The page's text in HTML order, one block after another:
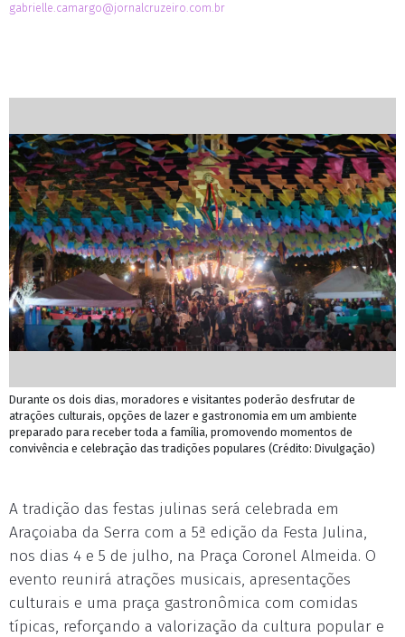
gabrielle.camargo@jornalcruzeiro.com.br
Durante os dois dias, moradores e visitantes poderão desfrutar de
atrações culturais, opções de lazer e gastronomia em um ambiente
preparado para receber toda a família, promovendo momentos de
convivência e celebração das tradições populares (Crédito: Divulgação)
A tradição das festas julinas será celebrada em
Araçoiaba da Serra com a 5ª edição da Festa Julina,
nos dias 4 e 5 de julho, na Praça Coronel Almeida. O
evento reunirá atrações musicais, apresentações
culturais e uma praça gastronômica com comidas
típicas, reforçando a valorização da cultura popular e